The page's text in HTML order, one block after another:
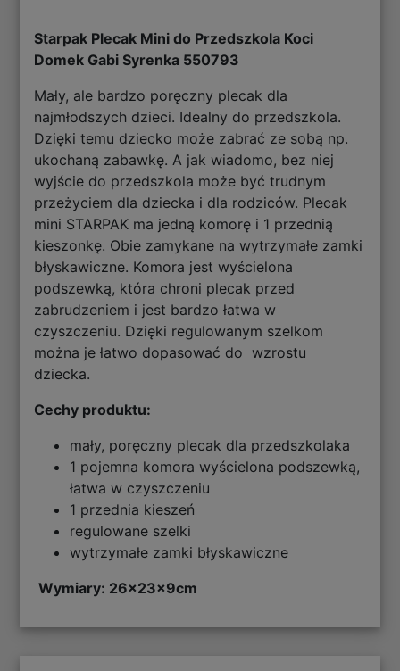
Starpak Plecak Mini do Przedszkola Koci
Domek Gabi Syrenka 550793
Mały, ale bardzo poręczny plecak dla
najmłodszych dzieci. Idealny do przedszkola.
Dzięki temu dziecko może zabrać ze sobą np.
ukochaną zabawkę. A jak wiadomo, bez niej
wyjście do przedszkola może być trudnym
przeżyciem dla dziecka i dla rodziców. Plecak
mini STARPAK ma jedną komorę i 1 przednią
kieszonkę. Obie zamykane na wytrzymałe zamki
błyskawiczne. Komora jest wyścielona
podszewką, która chroni plecak przed
zabrudzeniem i jest bardzo łatwa w
czyszczeniu. Dzięki regulowanym szelkom
można je łatwo dopasować do wzrostu
dziecka.
Cechy produktu:
mały, poręczny plecak dla przedszkolaka
1 pojemna komora wyścielona podszewką,
łatwa w czyszczeniu
1 przednia kieszeń
regulowane szelki
wytrzymałe zamki błyskawiczne
Wymiary: 26x23x9cm